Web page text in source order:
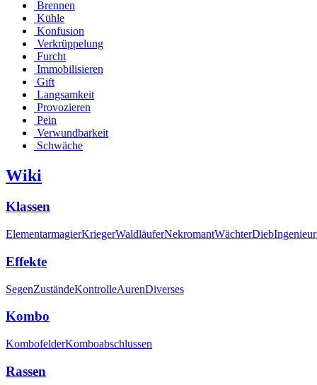
Brennen
Kühle
Konfusion
Verkrüppelung
Furcht
Immobilisieren
Gift
Langsamkeit
Provozieren
Pein
Verwundbarkeit
Schwäche
Wiki
Klassen
ElementarmagierKriegerWaldläuferNekromantWächterDiebIngenieur
Effekte
SegenZuständeKontrolleAurenDiverses
Kombo
KombofelderKomboabschlussen
Rassen